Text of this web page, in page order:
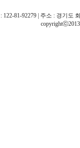
81-92279 | 주소 : 경기도